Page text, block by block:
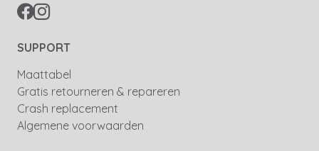
SUPPORT
Maattabel
Gratis retourneren & repareren
Crash replacement
Algemene voorwaarden